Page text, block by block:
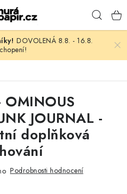
DOVOLENÁ 8.8. - 16.8.
JOURNAL -
doplňková
Podrobnosti hodnocení